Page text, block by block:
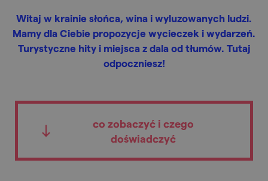
Witaj w krainie słońca, wina i wyluzowanych ludzi.
Mamy dla Ciebie propozycje wycieczek i wydarzeń.
Turystyczne hity i miejsca z dala od tłumów. Tutaj
odpoczniesz!
co zobaczyć i czego
doświadczyć